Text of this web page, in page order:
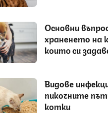
Основни
храненето на
които си
Видове
пикочните
котки